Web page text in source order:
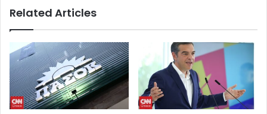
Related Articles